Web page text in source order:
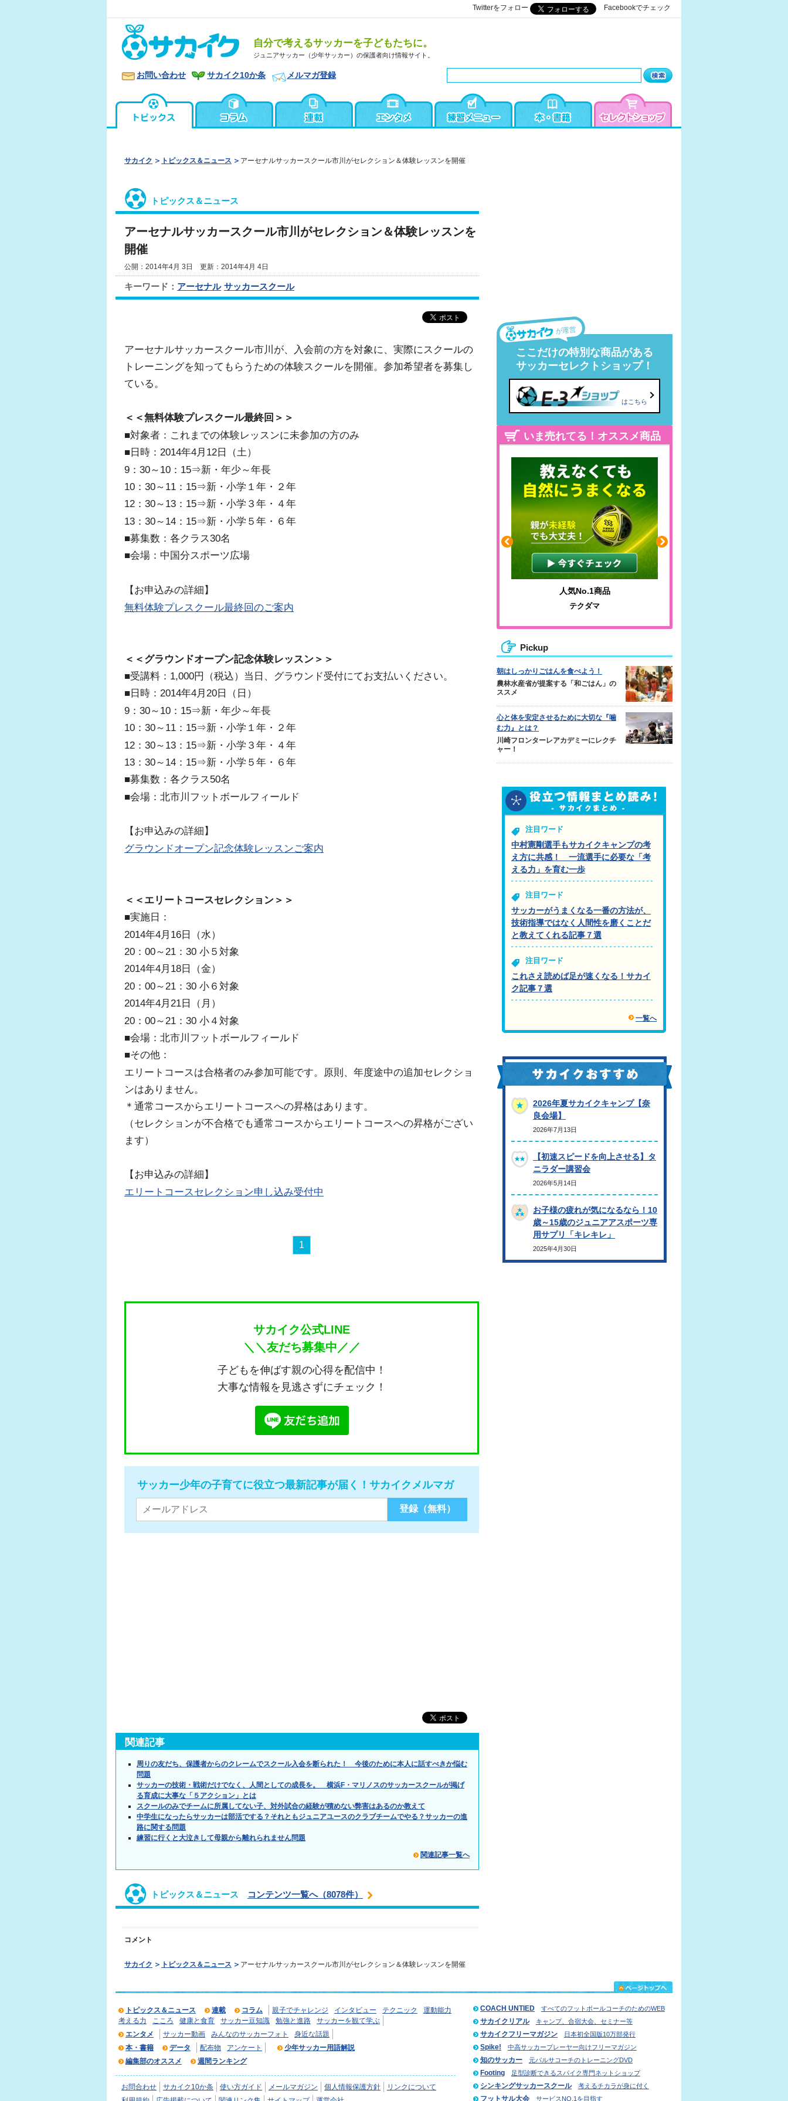
Twitterをフォロー Facebookでチェック
自分で考えるサッカーを子どもたちに。
ジュニアサッカー（少年サッカー）の保護者向け情報サイト。
お問い合わせ サカイク10か条 メルマガ登録
サカイク トピックス＆ニュース アーセナルサッカースクール市川がセレクション＆体験レッスンを開催
トピックス＆ニュース
アーセナルサッカースクール市川がセレクション＆体験レッスンを
開催
公開：2014年4月 3日 更新：2014年4月 4日
キーワード： アーセナル サッカースクール
アーセナルサッカースクール市川が、入会前の方を対象に、実際にスクールの
トレーニングを知ってもらうための体験スクールを開催。参加希望者を募集し
ている。
＜＜無料体験プレスクール最終回＞＞
■対象者：これまでの体験レッスンに未参加の方のみ
■日時：2014年4月12日（土）
9：30～10：15⇒新・年少～年長
10：30～11：15⇒新・小学１年・２年
12：30～13：15⇒新・小学３年・４年
13：30～14：15⇒新・小学５年・６年
■募集数：各クラス30名
■会場：中国分スポーツ広場
【お申込みの詳細】
無料体験プレスクール最終回のご案内
＜＜グラウンドオープン記念体験レッスン＞＞
■受講料：1,000円（税込）当日、グラウンド受付にてお支払いください。
■日時：2014年4月20日（日）
9：30～10：15⇒新・年少～年長
10：30～11：15⇒新・小学１年・２年
12：30～13：15⇒新・小学３年・４年
13：30～14：15⇒新・小学５年・６年
■募集数：各クラス50名
■会場：北市川フットボールフィールド
【お申込みの詳細】
グラウンドオープン記念体験レッスンご案内
＜＜エリートコースセレクション＞＞
■実施日：
2014年4月16日（水）
20：00～21：30 小５対象
2014年4月18日（金）
20：00～21：30 小６対象
2014年4月21日（月）
20：00～21：30 小４対象
■会場：北市川フットボールフィールド
■その他：
エリートコースは合格者のみ参加可能です。原則、年度途中の追加セレクショ
ンはありません。
＊通常コースからエリートコースへの昇格はあります。
（セレクションが不合格でも通常コースからエリートコースへの昇格がござい
ます）
【お申込みの詳細】
エリートコースセレクション申し込み受付中
1
サカイク公式LINE
＼＼友だち募集中／／
子どもを伸ばす親の心得を配信中！
大事な情報を見逃さずにチェック！
サッカー少年の子育てに役立つ最新記事が届く！サカイクメルマガ
関連記事
周りの友だち、保護者からのクレームでスクール入会を断られた！ 今後のために本人に話すべきか悩む
問題
サッカーの技術・戦術だけでなく、人間としての成長を。 横浜F・マリノスのサッカースクールが掲げ
る育成に大事な「５アクション」とは
スクールのみでチームに所属してない子、対外試合の経験が積めない弊害はあるのか教えて
中学生になったらサッカーは部活でする？それともジュニアユースのクラブチームでやる？サッカーの進
路に関する問題
練習に行くと大泣きして母親から離れられません問題
関連記事一覧へ
トピックス＆ニュース コンテンツ一覧へ（8078件）
コメント
サカイク トピックス＆ニュース アーセナルサッカースクール市川がセレクション＆体験レッスンを開催
が運営
ここだけの特別な商品がある
サッカーセレクトショップ！
はこちら
いま売れてる！オススメ商品
人気No.1商品
テクダマ
Pickup
朝はしっかりごはんを食べよう！
農林水産省が提案する「和ごはん」の
ススメ
心と体を安定させるために大切な『噛
む力』とは？
川崎フロンターレアカデミーにレクチ
ャー！
注目ワード
中村憲剛選手もサカイクキャンプの考
え方に共感！ 一流選手に必要な「考
える力」を育む一歩
注目ワード
サッカーがうまくなる一番の方法が、
技術指導ではなく人間性を磨くことだ
と教えてくれる記事７選
注目ワード
これさえ読めば足が速くなる！サカイ
ク記事７選
一覧へ
2026年夏サカイクキャンプ【奈
良会場】
2026年7月13日
【初速スピードを向上させる】タ
ニラダー講習会
2026年5月14日
お子様の疲れが気になるなら！10
歳～15歳のジュニアアスポーツ専
用サプリ「キレキレ」
2025年4月30日
トピックス＆ニュース 連載 コラム 親子でチャレンジ インタビュー テクニック
運動能力
考える力
こころ 健康と食育 サッカー豆知識 勉強と進路
サッカーを観て学ぶ
エンタメ
サッカー動画 みんなのサッカーフォト
身近な話題
本・書籍
データ 配布物 アンケート
少年サッカー用語解説
編集部のオススメ
週間ランキング
お問合わせ サカイク10か条 使い方ガイド メールマガジン 個人情報保護方針
リンクについて
COACH UNTIED すべてのフットボールコーチのためのWEB
サカイクリアル キャンプ、合宿大会、セミナー等
サカイクフリーマガジン 日本初全国版10万部発行
Spike! 中高サッカープレーヤー向けフリーマガジン
知のサッカー 元バルサコーチのトレーニングDVD
Footing 足型診断できるスパイク専門ネットショップ
シンキングサッカースクール 考えるチカラが身に付く
フットサル大会 サービスNO.1を目指す